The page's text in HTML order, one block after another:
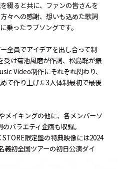
綴ると共に、ファンの皆さんを
々への感謝、想いも込めた歌詞
乗ったラブソングです。
全員でアイデアを出し合って制
受け菊池風磨が作詞、松島聡が振
Video制作にそれぞれ関わり、
て作り上げた3人体制最初で最後
メイキングの他に、各メンバーソ
バラエティ企画も収録。
限定盤の特典映像には2024
初全国ツアーの初日公演ダイ